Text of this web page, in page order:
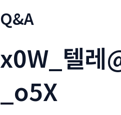
Q&A
x0W_텔레
_o5X